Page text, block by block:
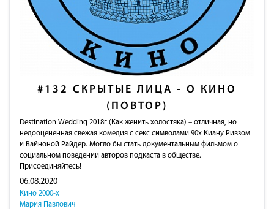
#132 СКРЫТЫЕ ЛИЦА - О КИНО
(ПОВТОР)
Destination Wedding 2018г (Как женить холостяка) – отличная, но
недооцененная свежая комедия с секс символами 90х Киану Ривзом
и Вайноной Райдер. Могло бы стать документальным фильмом о
социальном поведении авторов подкаста в обществе.
Присоединяйтесь!
06.08.2020
Кино 2000-х
Мария Павлович